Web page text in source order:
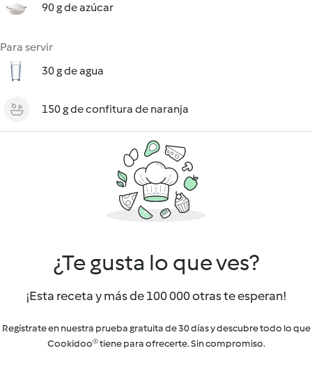
90 g de azúcar
Para servir
30 g de agua
150 g de confitura de naranja
¿Te gusta lo que ves?
¡Esta receta y más de 100 000 otras te esperan!
Regístrate en nuestra prueba gratuita de 30 días y descubre todo lo que
Cookidoo® tiene para ofrecerte. Sin compromiso.